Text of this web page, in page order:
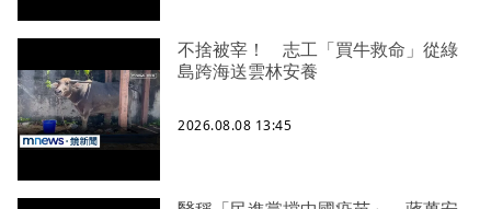
不捨被宰！ 志工「買牛救命」從綠
島跨海送雲林安養
2026.08.08 13:45